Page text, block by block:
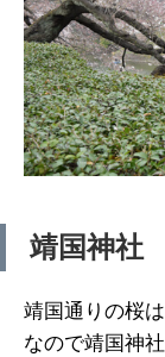
靖国神社
靖国通りの桜
なので靖国神